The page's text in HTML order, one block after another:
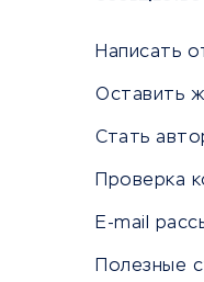
Кредитные
Дебетовые
Написать
Оставить
Стать
Проверка
E-mail
Полезные